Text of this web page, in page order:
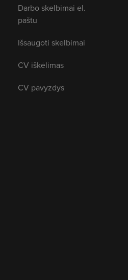
Darbo skelbimai el.
paštu
Išsaugoti skelbimai
CV iškėlimas
CV pavyzdys